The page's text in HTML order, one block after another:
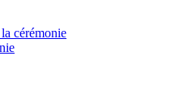
cérémonie